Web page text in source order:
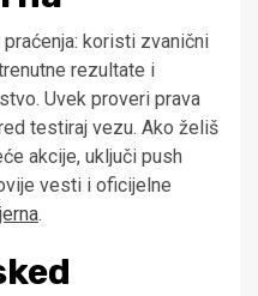
koristi zvanični
rezultate i
Uvek proveri prava
testiraj vezu. Ako želiš
akcije, uključi push
vesti i oficijelne
.